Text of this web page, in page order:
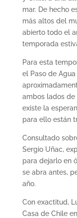
mar. De hecho
más altos del
abierto todo el
temporada
Para esta
el Paso de
ambos lados de
existe la
para ello están
Consultado
Sergio Uñac,
para dejarlo en
se abra antes,
año.
Con exactitud,
Casa de Chile